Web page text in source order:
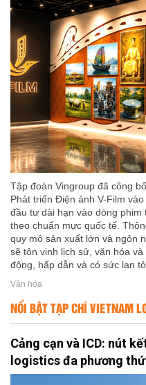
Tập đoàn Vingroup đã công
Phát triển Điện ảnh V-Film
đầu tư dài hạn vào dòng phim
theo chuẩn mực quốc tế.
quy mô sản xuất lớn và ngôn
sẽ tôn vinh lịch sử, văn hóa
động, hấp dẫn và có sức lan
Văn hóa
NỔI BẬT TẠP CHÍ VIETNAM
Cảng cạn và ICD: nút
logistics đa phương